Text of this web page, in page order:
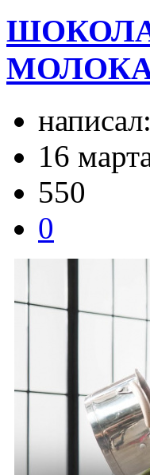
МОЛОКА
написал:
16
550
0